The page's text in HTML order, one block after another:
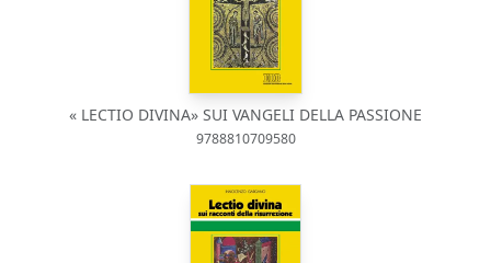
« LECTIO DIVINA» SUI VANGELI DELLA PASSIONE
9788810709580